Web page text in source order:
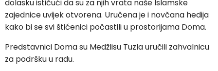
dolasku ističući da su za njih vrata naše Islamske
zajednice uvijek otvorena. Uručena je i novčana hedija
kako bi se svi štićenici počastili u prostorijama Doma.
Predstavnici Doma su Medžlisu Tuzla uručili zahvalnicu
za podršku u radu.